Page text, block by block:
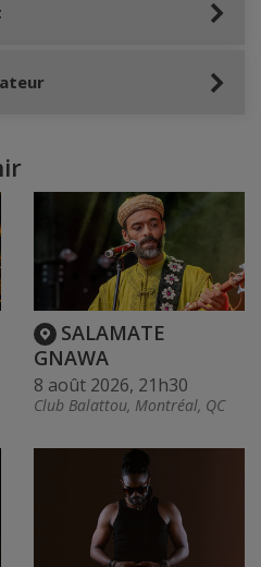
SALAMATE
GNAWA
8 août 2026, 21h30
Club Balattou, Montréal, QC